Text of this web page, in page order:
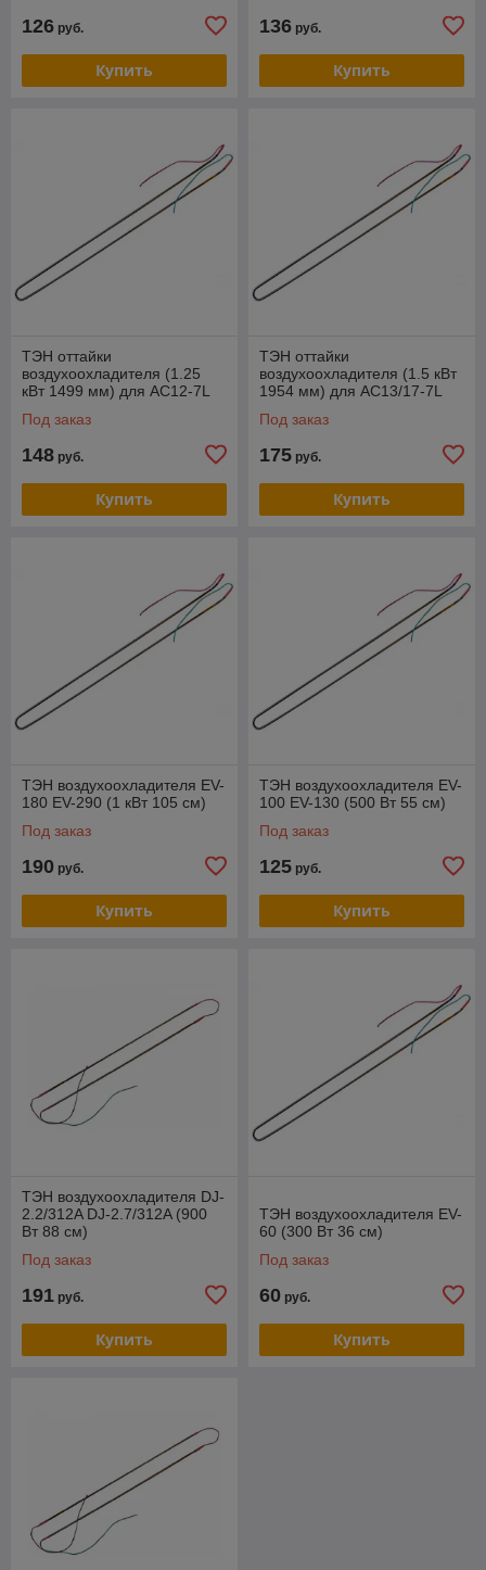
126 руб.
Купить
136 руб.
Купить
ТЭН оттайки
воздухоохладителя (1.25
кВт 1499 мм) для AC12-7L
Под заказ
148 руб.
Купить
ТЭН оттайки
воздухоохладителя (1.5 кВт
1954 мм) для AC13/17-7L
Под заказ
175 руб.
Купить
ТЭН воздухоохладителя EV-
180 EV-290 (1 кВт 105 см)
Под заказ
190 руб.
Купить
ТЭН воздухоохладителя EV-
100 EV-130 (500 Вт 55 см)
Под заказ
125 руб.
Купить
ТЭН воздухоохладителя DJ-
2.2/312A DJ-2.7/312A (900
Вт 88 см)
Под заказ
191 руб.
Купить
ТЭН воздухоохладителя EV-
60 (300 Вт 36 см)
Под заказ
60 руб.
Купить